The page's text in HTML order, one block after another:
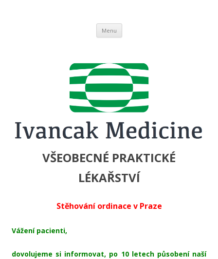
Menu Přejít
obsahu
VŠEOBECNÉ PRAKTICKÉ
LÉKAŘSTVÍ
Stěhování ordinace v Praze
Vážení pacienti,
dovolujeme si informovat, po 10 letech působení naší